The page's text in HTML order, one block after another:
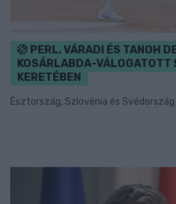
PERL, VÁRADI ÉS TANOH
KOSÁRLABDA-VÁLOGATOTT
KERETÉBEN
Észtország, Szlovénia és